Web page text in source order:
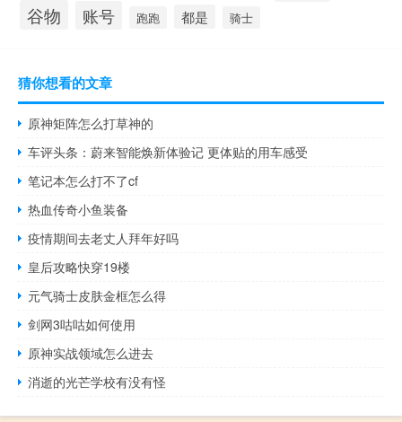
谷物 账号 跑跑 都是 骑士
猜你想看的文章
原神矩阵怎么打草神的
车评头条：蔚来智能焕新体验记 更体贴的用车感受
笔记本怎么打不了cf
热血传奇小鱼装备
疫情期间去老丈人拜年好吗
皇后攻略快穿19楼
元气骑士皮肤金框怎么得
剑网3咕咕如何使用
原神实战领域怎么进去
消逝的光芒学校有没有怪